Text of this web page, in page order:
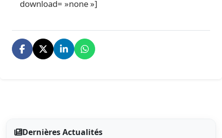
download= »none »]
Dernières Actualités